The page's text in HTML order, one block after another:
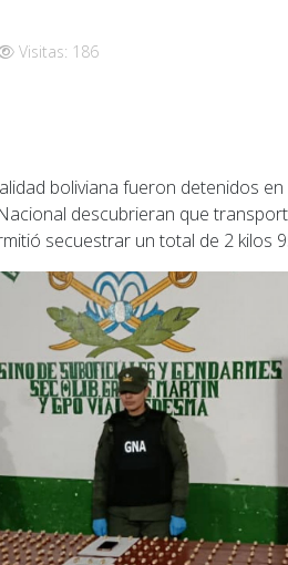
Visitas: 186
boliviana fueron detenidos en
descubrieran que
secuestrar un total de 2 kilos